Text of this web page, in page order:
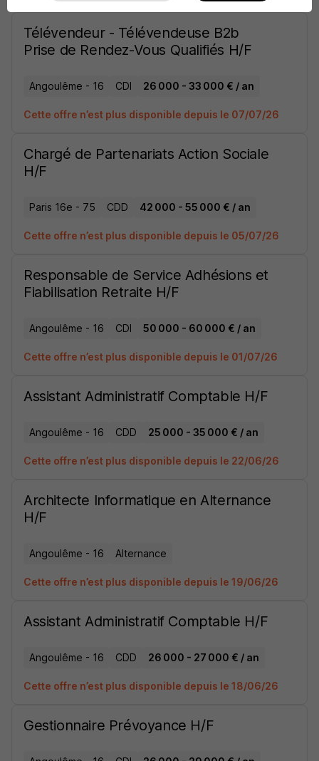
Télévendeur - Télévendeuse B2b
Prise de Rendez-Vous Qualifiés H/F
Angoulême - 16 CDI 26 000 - 33 000 € / an
Cette offre n’est plus disponible depuis le 07/07/26
Chargé de Partenariats Action Sociale
H/F
Paris 16e - 75 CDD 42 000 - 55 000 € / an
Cette offre n’est plus disponible depuis le 05/07/26
Responsable de Service Adhésions et
Fiabilisation Retraite H/F
Angoulême - 16 CDI 50 000 - 60 000 € / an
Cette offre n’est plus disponible depuis le 01/07/26
Assistant Administratif Comptable H/F
Angoulême - 16 CDD 25 000 - 35 000 € / an
Cette offre n’est plus disponible depuis le 22/06/26
Architecte Informatique en Alternance
H/F
Angoulême - 16 Alternance
Cette offre n’est plus disponible depuis le 19/06/26
Assistant Administratif Comptable H/F
Angoulême - 16 CDD 26 000 - 27 000 € / an
Cette offre n’est plus disponible depuis le 18/06/26
Gestionnaire Prévoyance H/F